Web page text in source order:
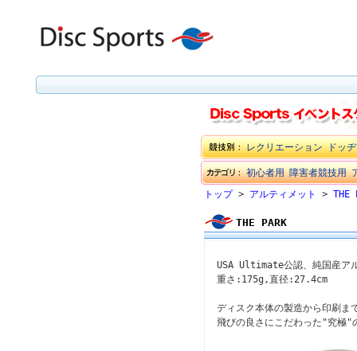
レクリエーション ドッ
初心者用 障害者競技用
トップ> アルティメット > THE
THE PARK
USA Ultimate公認、純国産ア
重さ:175g,直径:27.4cm
ディスク本体の製造から印刷ま
飛びの良さにこだわった"究極"